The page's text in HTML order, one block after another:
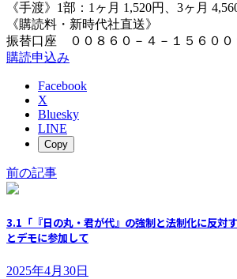
《手渡》1部：1ヶ月 1,520円、3ヶ月
《購読料・新時代社直送》
振替口座 ００８６０－４－１５６０
購読申込み
Facebook
X
Bluesky
LINE
Copy
前の記事
3.1「『日の丸・君が代』の強制と法制化に反対
とデモに参加して
2025年4月30日